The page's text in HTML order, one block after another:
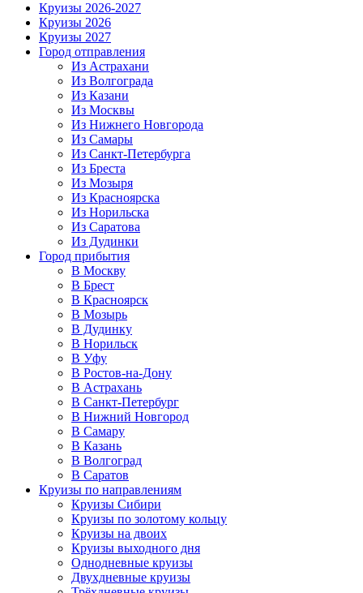
Круизы 2026-2027
Круизы 2026
Круизы 2027
Город отправления
Из Астрахани
Из Волгограда
Из Казани
Из Москвы
Из Нижнего Новгорода
Из Самары
Из Санкт-Петербурга
Из Бреста
Из Мозыря
Из Красноярска
Из Норильска
Из Саратова
Из Дудинки
Город прибытия
В Москву
В Брест
В Красноярск
В Мозырь
В Дудинку
В Норильск
В Уфу
В Ростов-на-Дону
В Астрахань
В Санкт-Петербург
В Нижний Новгород
В Самару
В Казань
В Волгоград
В Саратов
Круизы по направлениям
Круизы Сибири
Круизы по золотому кольцу
Круизы на двоих
Круизы выходного дня
Однодневные круизы
Двухдневные круизы